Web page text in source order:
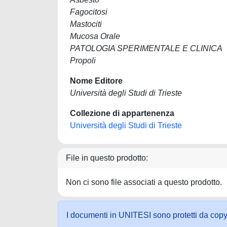
Fagocitosi
Mastociti
Mucosa Orale
PATOLOGIA SPERIMENTALE E CLINICA
Propoli
Nome Editore
Università degli Studi di Trieste
Collezione di appartenenza
Università degli Studi di Trieste
File in questo prodotto:
Non ci sono file associati a questo prodotto.
I documenti in UNITESI sono protetti da